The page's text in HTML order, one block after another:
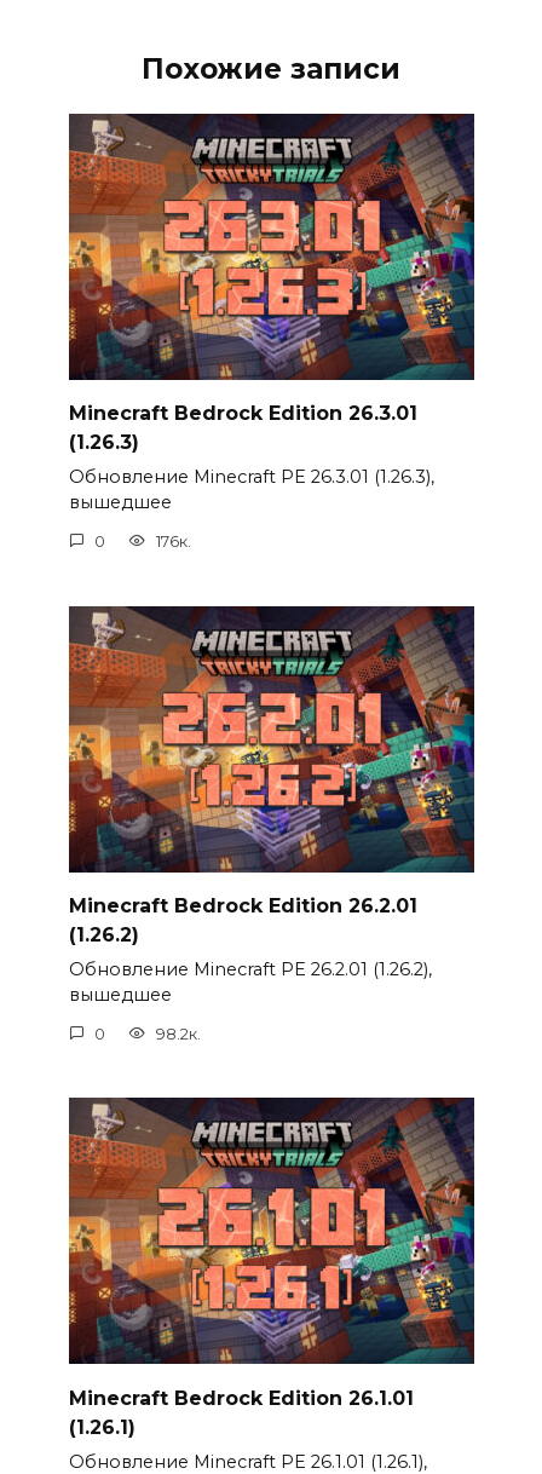
Похожие записи
Minecraft Bedrock Edition 26.3.01
(1.26.3)
Обновление Minecraft PE 26.3.01 (1.26.3),
вышедшее
0 176к.
Minecraft Bedrock Edition 26.2.01
(1.26.2)
Обновление Minecraft PE 26.2.01 (1.26.2),
вышедшее
0 98.2к.
Minecraft Bedrock Edition 26.1.01
(1.26.1)
Обновление Minecraft PE 26.1.01 (1.26.1),